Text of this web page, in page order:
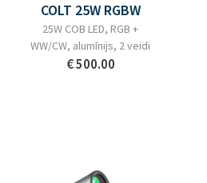
COLT 25W RGBW
25W COB LED, RGB +
WW/CW, alumīnijs, 2 veidi
€ 500.00